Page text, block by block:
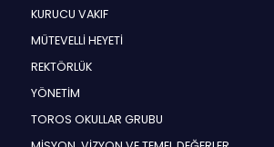
KURUCU VAKIF
MÜTEVELLİ HEYETİ
REKTÖRLÜK
YÖNETİM
TOROS OKULLAR GRUBU